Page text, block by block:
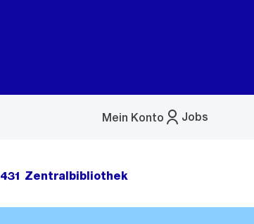
Jobs
Mein Konto
Menü
431 Zentralbibliothek